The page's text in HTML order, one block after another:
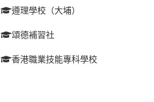
遵理學校（大埔）
頌德補習社
香港職業技能專科學校